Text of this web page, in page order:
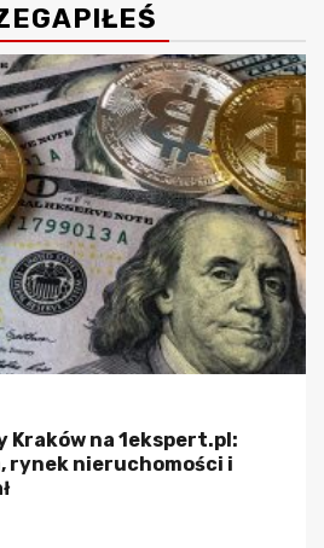
na 1ekspert.pl:
rynek nieruchomości i